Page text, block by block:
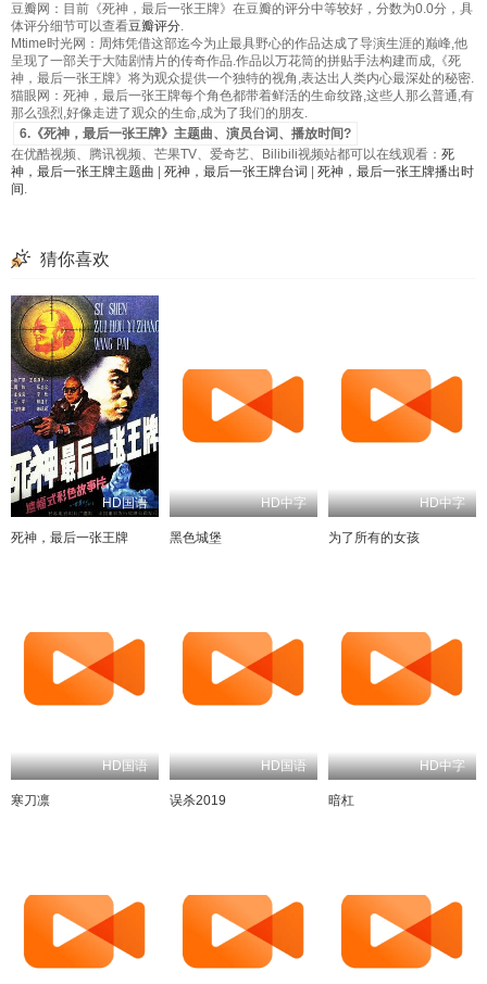
豆瓣网：目前《死神，最后一张王牌》在豆瓣的评分中等较好，分数为0.0分，具
体评分细节可以查看豆瓣评分.
Mtime时光网：周炜凭借这部迄今为止最具野心的作品达成了导演生涯的巅峰,他
呈现了一部关于大陆剧情片的传奇作品.作品以万花筒的拼贴手法构建而成,《死
神，最后一张王牌》将为观众提供一个独特的视角,表达出人类内心最深处的秘密.
猫眼网：死神，最后一张王牌每个角色都带着鲜活的生命纹路,这些人那么普通,有
那么强烈,好像走进了观众的生命,成为了我们的朋友.
6.《死神，最后一张王牌》主题曲、演员台词、播放时间?
在优酷视频、腾讯视频、芒果TV、爱奇艺、Bilibili视频站都可以在线观看： 死
神，最后一张王牌主题曲
死神，最后一张王牌台词
死神，最后一张王牌播出时
间 .
猜你喜欢
HD国语
死神，最后一张王牌
HD中字
黑色城堡
HD中字
为了所有的女孩
HD国语
寒刀凛
HD国语
误杀2019 暗杠